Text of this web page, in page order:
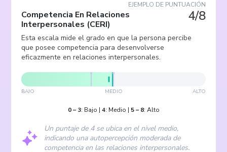
EJEMPLO DE PUNTUACIÓN
4/8
Competencia En Relaciones
Interpersonales (CERI)
Esta escala mide el grado en que la persona percibe
que posee competencia para desenvolverse
eficazmente en relaciones interpersonales.
BAJO MEDIO ALTO
0– 3: Bajo | 4: Medio | 5– 8: Alto
Un puntaje de 4 se ubica en el nivel medio,
indicando una autopercepción moderada de
competencia en las relaciones interpersonales.